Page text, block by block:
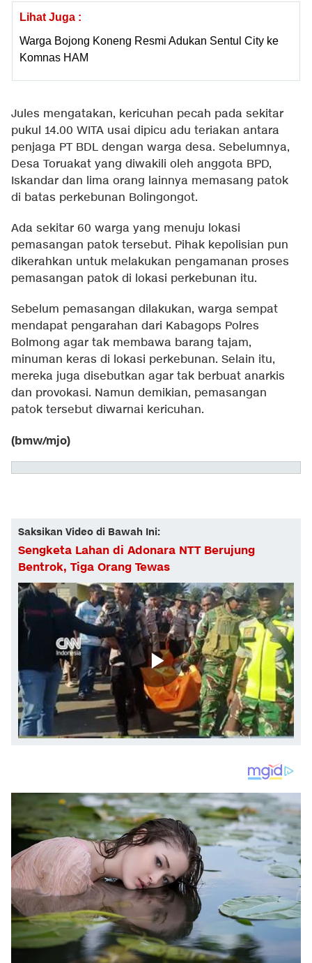
Lihat Juga :
Warga Bojong Koneng Resmi Adukan Sentul City ke
Komnas HAM
Jules mengatakan, kericuhan pecah pada sekitar
pukul 14.00 WITA usai dipicu adu teriakan antara
penjaga PT BDL dengan warga desa. Sebelumnya,
Desa Toruakat yang diwakili oleh anggota BPD,
Iskandar dan lima orang lainnya memasang patok
di batas perkebunan Bolingongot.
Ada sekitar 60 warga yang menuju lokasi
pemasangan patok tersebut. Pihak kepolisian pun
dikerahkan untuk melakukan pengamanan proses
pemasangan patok di lokasi perkebunan itu.
Sebelum pemasangan dilakukan, warga sempat
mendapat pengarahan dari Kabagops Polres
Bolmong agar tak membawa barang tajam,
minuman keras di lokasi perkebunan. Selain itu,
mereka juga disebutkan agar tak berbuat anarkis
dan provokasi. Namun demikian, pemasangan
patok tersebut diwarnai kericuhan.
(bmw/mjo)
Saksikan Video di Bawah Ini:
Sengketa Lahan di Adonara NTT Berujung
Bentrok, Tiga Orang Tewas